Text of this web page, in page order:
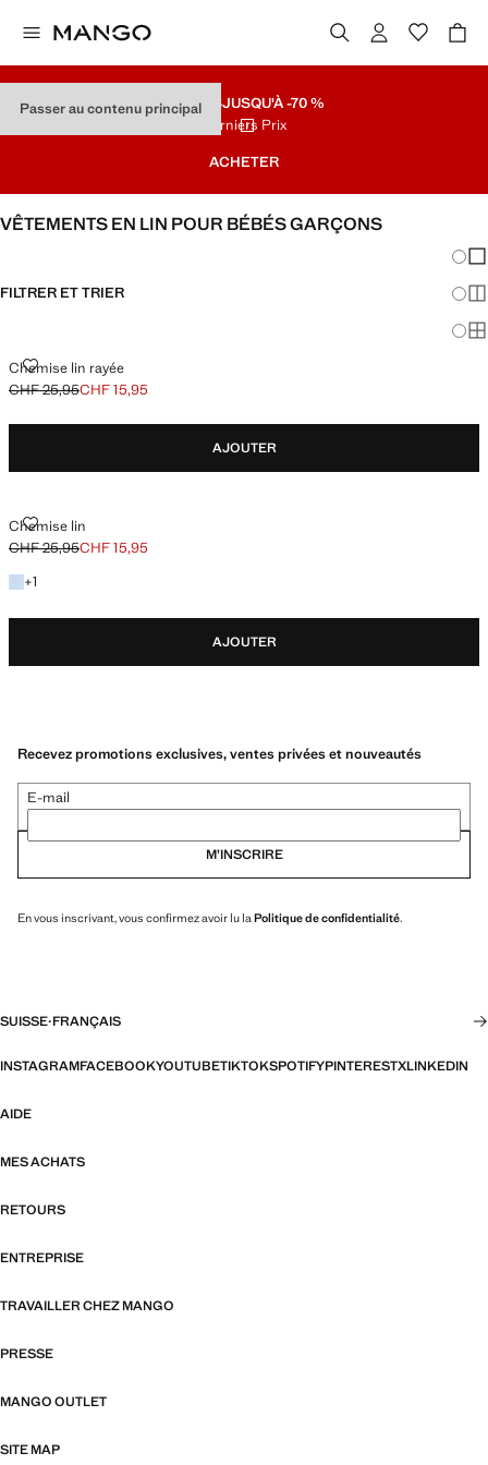
Passer au contenu principal
SOLDESJUSQU'À -70 %
Derniers Prix
ACHETER
VÊTEMENTS EN LIN POUR BÉBÉS GARÇONS
FILTRER ET TRIER
Chemise lin rayée
CHEMISE LIN RAYÉE
Prix initial barré [CHF 25,95 ]
CHF 25,95
Prix actuel [CHF 15,95 ]
CHF 15,95
AJOUTER
Chemise lin
CHEMISE LIN
Prix initial barré [CHF 25,95 ]
CHF 25,95
Prix actuel [CHF 15,95 ]
CHF 15,95
+1
+1 couleur
AJOUTER
Recevez promotions exclusives, ventes privées et nouveautés
E-mail
M’INSCRIRE
En vous inscrivant, vous confirmez avoir lu la Politique de confidentialité.
SUISSE·FRANÇAIS
INSTAGRAMFACEBOOKYOUTUBETIKTOKSPOTIFYPINTERESTXLINKEDIN
AIDE
MES ACHATS
RETOURS
ENTREPRISE
TRAVAILLER CHEZ MANGO
PRESSE
MANGO OUTLET
SITE MAP